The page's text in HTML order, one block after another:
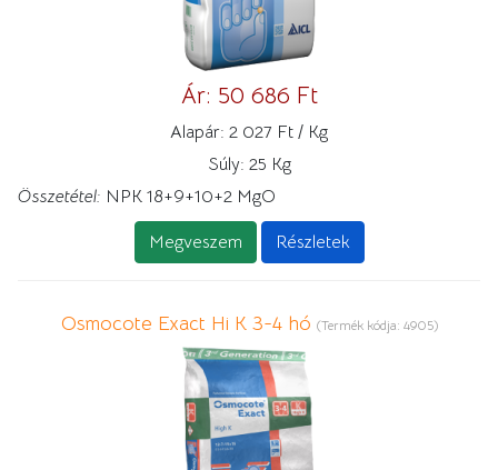
Ár: 50 686 Ft
Alapár: 2 027 Ft / Kg
Súly: 25 Kg
Összetétel: NPK 18+9+10+2 MgO
Megveszem Részletek
Osmocote Exact Hi K 3-4 hó (Termék kódja: 4905)